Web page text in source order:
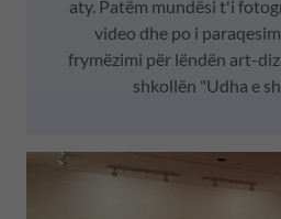
aty. Patëm mundësi t'i
video dhe po i
frymëzimi për lëndën art-
shkollën "Udha e